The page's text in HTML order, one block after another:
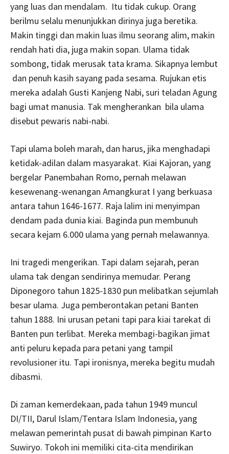
yang luas dan mendalam. Itu tidak cukup. Orang
berilmu selalu menunjukkan dirinya juga beretika.
Makin tinggi dan makin luas ilmu seorang alim, makin
rendah hati dia, juga makin sopan. Ulama tidak
sombong, tidak merusak tata krama. Sikapnya lembut
dan penuh kasih sayang pada sesama. Rujukan etis
mereka adalah Gusti Kanjeng Nabi, suri teladan Agung
bagi umat manusia. Tak mengherankan bila ulama
disebut pewaris nabi-nabi.
Tapi ulama boleh marah, dan harus, jika menghadapi
ketidak-adilan dalam masyarakat. Kiai Kajoran, yang
bergelar Panembahan Romo, pernah melawan
kesewenang-wenangan Amangkurat I yang berkuasa
antara tahun 1646-1677. Raja lalim ini menyimpan
dendam pada dunia kiai. Baginda pun membunuh
secara kejam 6.000 ulama yang pernah melawannya.
Ini tragedi mengerikan. Tapi dalam sejarah, peran
ulama tak dengan sendirinya memudar. Perang
Diponegoro tahun 1825-1830 pun melibatkan sejumlah
besar ulama. Juga pemberontakan petani Banten
tahun 1888. Ini urusan petani tapi para kiai tarekat di
Banten pun terlibat. Mereka membagi-bagikan jimat
anti peluru kepada para petani yang tampil
revolusioner itu. Tapi ironisnya, mereka begitu mudah
dibasmi.
Di zaman kemerdekaan, pada tahun 1949 muncul
DI/TII, Darul Islam/Tentara Islam Indonesia, yang
melawan pemerintah pusat di bawah pimpinan Karto
Suwiryo. Tokoh ini memiliki cita-cita mendirikan